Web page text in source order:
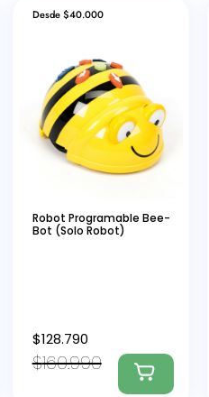
Desde $40.000
Robot Programable Bee-
Bot (Solo Robot)
$160.990
$128.790